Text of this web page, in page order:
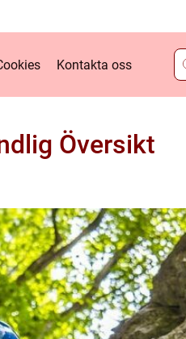
Kontakta oss
Översikt